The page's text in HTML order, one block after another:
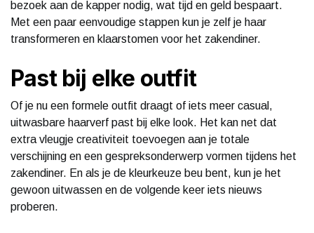
bezoek aan de kapper nodig, wat tijd en geld bespaart.
Met een paar eenvoudige stappen kun je zelf je haar
transformeren en klaarstomen voor het zakendiner.
Past bij elke outfit
Of je nu een formele outfit draagt of iets meer casual,
uitwasbare haarverf past bij elke look. Het kan net dat
extra vleugje creativiteit toevoegen aan je totale
verschijning en een gespreksonderwerp vormen tijdens het
zakendiner. En als je de kleurkeuze beu bent, kun je het
gewoon uitwassen en de volgende keer iets nieuws
proberen.